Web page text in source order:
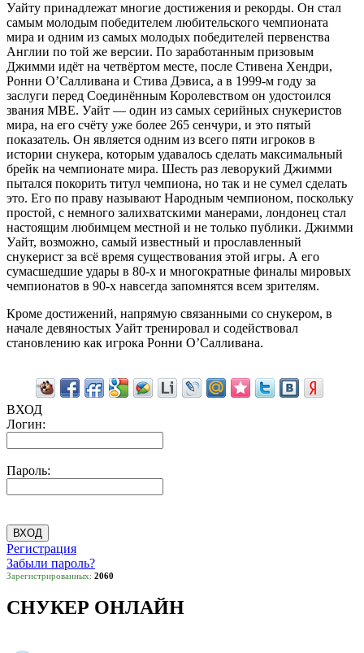
Уайту принадлежат многие достижения и рекорды. Он стал
самым молодым победителем любительского чемпионата
мира и одним из самых молодых победителей первенства
Англии по той же версии. По заработанным призовым
Джимми идёт на четвёртом месте, после Стивена Хендри,
Ронни О’Салливана и Стива Дэвиса, а в 1999-м году за
заслуги перед Соединённым Королевством он удостоился
звания MBE. Уайт — один из самых серийных снукеристов
мира, на его счёту уже более 265 сенчури, и это пятый
показатель. Он является одним из всего пяти игроков в
истории снукера, которым удавалось сделать максимальный
брейк на чемпионате мира. Шесть раз леворукий Джимми
пытался покорить титул чемпиона, но так и не сумел сделать
это. Его по праву называют Народным чемпионом, поскольку
простой, с немного залихватскими манерами, лондонец стал
настоящим любимцем местной и не только публики. Джимми
Уайт, возможно, самый известный и прославленный
снукерист за всё время существования этой игры. А его
сумасшедшие удары в 80-х и многократные финалы мировых
чемпионатов в 90-х навсегда запомнятся всем зрителям.
Кроме достижений, напрямую связанными со снукером, в
начале девяностых Уайт тренировал и содействовал
становлению как игрока Ронни О’Салливана.
ВХОД
Логин:
Пароль:
Регистрация
Забыли пароль?
Зарегистрированных: 2060
СНУКЕР ОНЛАЙН